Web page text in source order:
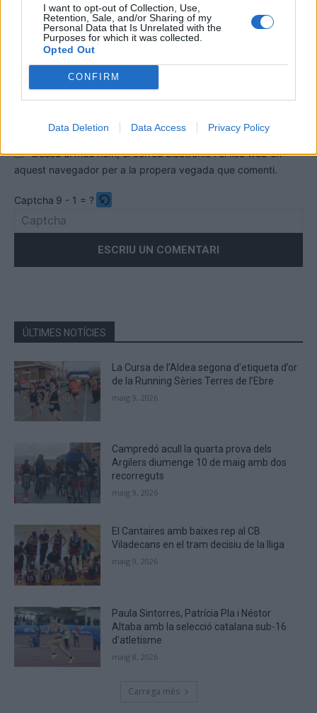
I want to opt-out of Collection, Use,
Retention, Sale, and/or Sharing of my
Personal Data that Is Unrelated with the
Purposes for which it was collected.
Opted Out
CONFIRM
Data Deletion Data Access Privacy Policy
Comentari:
Deseu el meu nom, el correu electrònic i el lloc web en
aquest navegador per a la propera vegada que comenti.
Captcha 9 - 1 = ?
the
the
CAPTCHA
to
verify
that
you
ÚLTIMES NOTÍCIES
La Cursa de l’Aldea segona d’etiqueta d’or
de la Running Sèries Terres de l’Ebre
maig 9, 2026
Campredó acull la quarta prova dels
Argilers diumenge 10 de maig amb dos
recorreguts
maig 9, 2026
El Cantaires amb baixes rep al CB
Viladecans en el tram decisiu de la lliga
maig 9, 2026
Paula Sintorres, Patrícia Pla i Néstor
Altaba amb la selecció catalana sub-16
d’atletisme
maig 8, 2026
Carrega més